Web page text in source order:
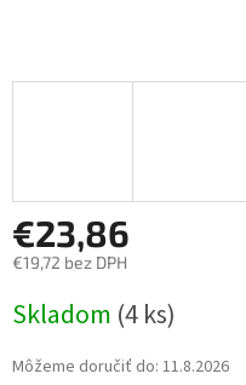
€23,86
€19,72 bez DPH
cena:
Skladom (4 ks)
Môžeme doručiť do: 11.8.2026